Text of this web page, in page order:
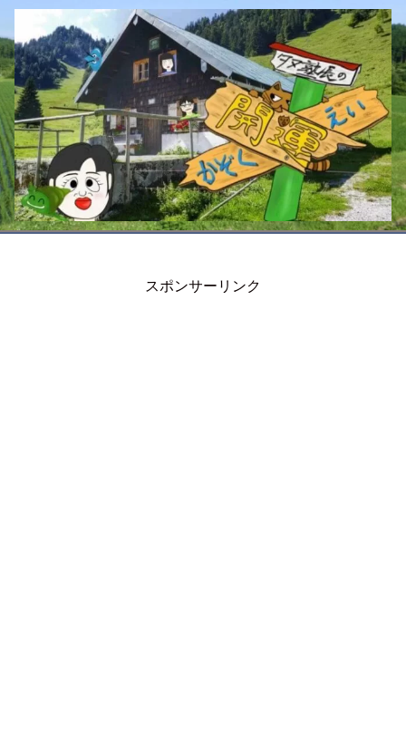
スポンサーリンク